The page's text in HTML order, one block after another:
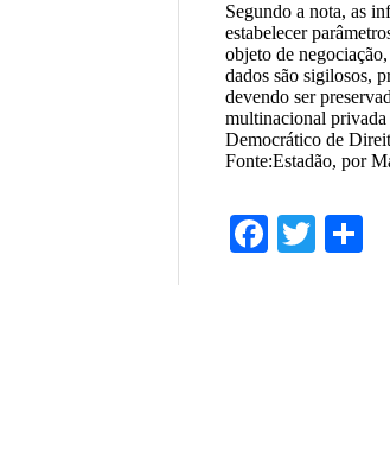
Segundo a nota, as
estabelecer
objeto de
dados são sigilosos,
devendo ser
multinacional privada
Democrático de
Fonte:Estadão, por